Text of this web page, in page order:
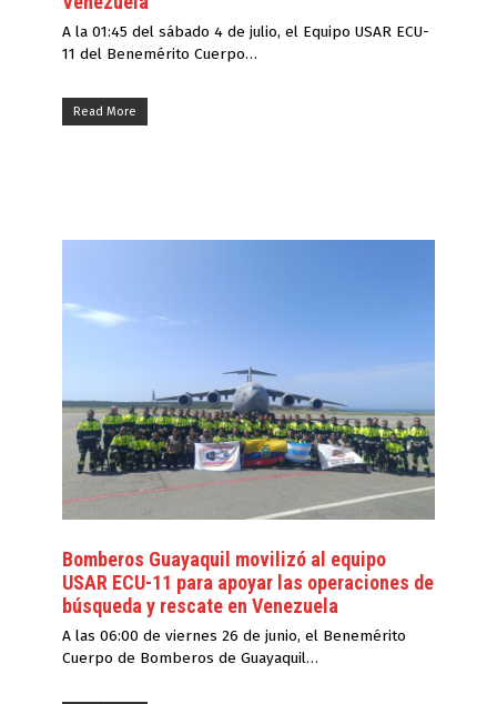
A la 01:45 del sábado 4 de julio, el Equipo USAR ECU-
11 del Benemérito Cuerpo…
Read More
Bomberos Guayaquil movilizó al equipo
USAR ECU-11 para apoyar las operaciones de
búsqueda y rescate en Venezuela
A las 06:00 de viernes 26 de junio, el Benemérito
Cuerpo de Bomberos de Guayaquil…